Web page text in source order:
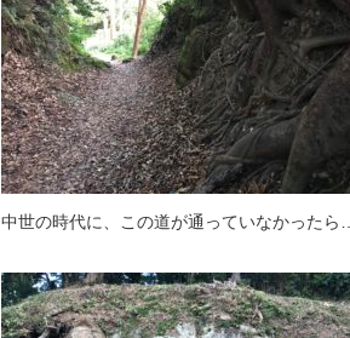
中世の時代に、この道が通っていなかった